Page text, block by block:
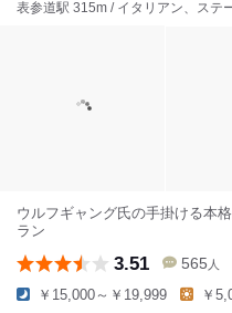
表参道駅 315m / イタリアン、ステ
ウルフギャング氏の手掛ける本
ラン
3.51 565 人
￥15,000～￥19,999 ￥